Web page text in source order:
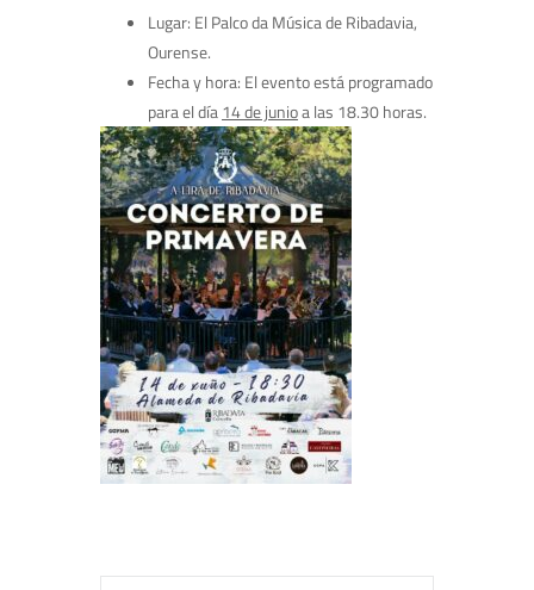
Lugar: El Palco da Música de Ribadavia,
Ourense.
Fecha y hora: El evento está programado
para el día14 de junioa las 18.30 horas.